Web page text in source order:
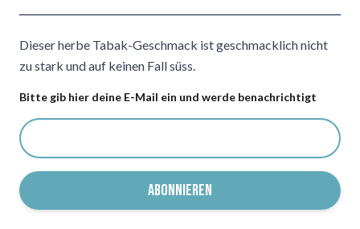
Dieser herbe Tabak-Geschmack ist geschmacklich nicht
zu stark und auf keinen Fall süss.
Bitte gib hier deine E-Mail ein und werde benachrichtigt
ABONNIEREN